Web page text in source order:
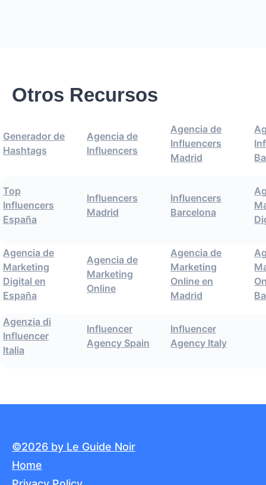
Otros Recursos
Generador de
Hashtags
Agencia de
Influencers
Agencia de
Influencers
Madrid
Top
Influencers
España
Influencers
Madrid
Influencers
Barcelona
Agencia de
Marketing
Digital en
España
Agencia de
Marketing
Online
Agencia de
Marketing
Online en
Madrid
Agenzia di
Influencer
Italia
Influencer
Agency Spain
Influencer
Agency Italy
©2026 by Le Guide Noir
Home